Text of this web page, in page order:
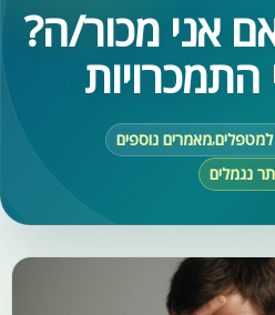
אני מכור/ה?
התמכרויות
למטפלים,מאמרים נוספים
נגמלים